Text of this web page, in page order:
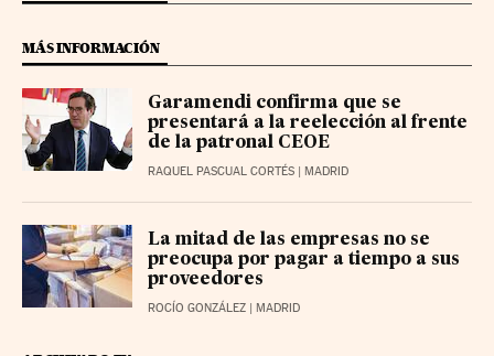
MÁS INFORMACIÓN
Garamendi confirma que se
presentará a la reelección al frente
de la patronal CEOE
RAQUEL PASCUAL CORTÉS | MADRID
La mitad de las empresas no se
preocupa por pagar a tiempo a sus
proveedores
ROCÍO GONZÁLEZ | MADRID